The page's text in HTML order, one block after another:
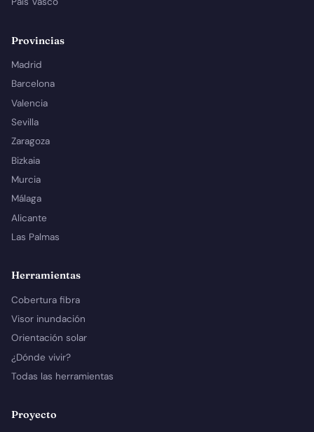
Provincias
Madrid
Barcelona
Valencia
Sevilla
Zaragoza
Bizkaia
Murcia
Málaga
Alicante
Las Palmas
Herramientas
Cobertura fibra
Visor inundación
Orientación solar
¿Dónde vivir?
Todas las herramientas
Proyecto